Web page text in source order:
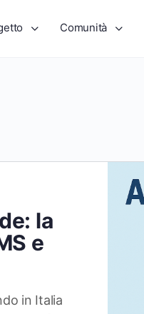
Comunità
la
e
in Italia